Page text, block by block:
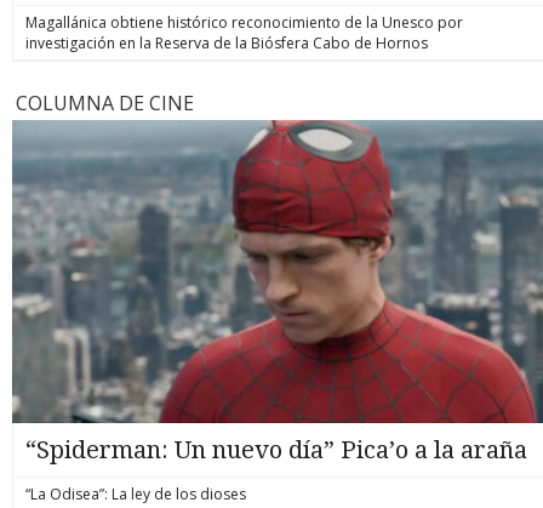
Magallánica obtiene histórico reconocimiento de la Unesco por
investigación en la Reserva de la Biósfera Cabo de Hornos
COLUMNA DE CINE
“Spiderman: Un nuevo día” Pica’o a la araña
“La Odisea”: La ley de los dioses